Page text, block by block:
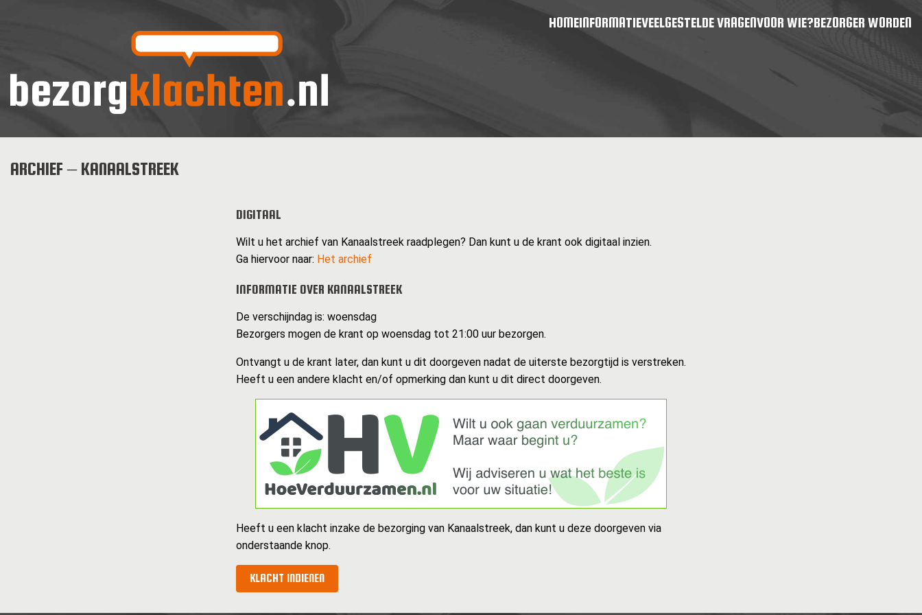
HOMEINFORMATIEVEELGESTELDE VRAGENVOOR WIE?BEZORGER WORDEN
ARCHIEF – KANAALSTREEK
DIGITAAL
Wilt u het archief van Kanaalstreek raadplegen? Dan kunt u de krant ook digitaal inzien.
Ga hiervoor naar: Het archief
INFORMATIE OVER KANAALSTREEK
De verschijndag is: woensdag
Bezorgers mogen de krant op woensdag tot 21:00 uur bezorgen.
Ontvangt u de krant later, dan kunt u dit doorgeven nadat de uiterste bezorgtijd is verstreken.
Heeft u een andere klacht en/of opmerking dan kunt u dit direct doorgeven.
Heeft u een klacht inzake de bezorging van Kanaalstreek, dan kunt u deze doorgeven via
onderstaande knop.
KLACHT INDIENEN